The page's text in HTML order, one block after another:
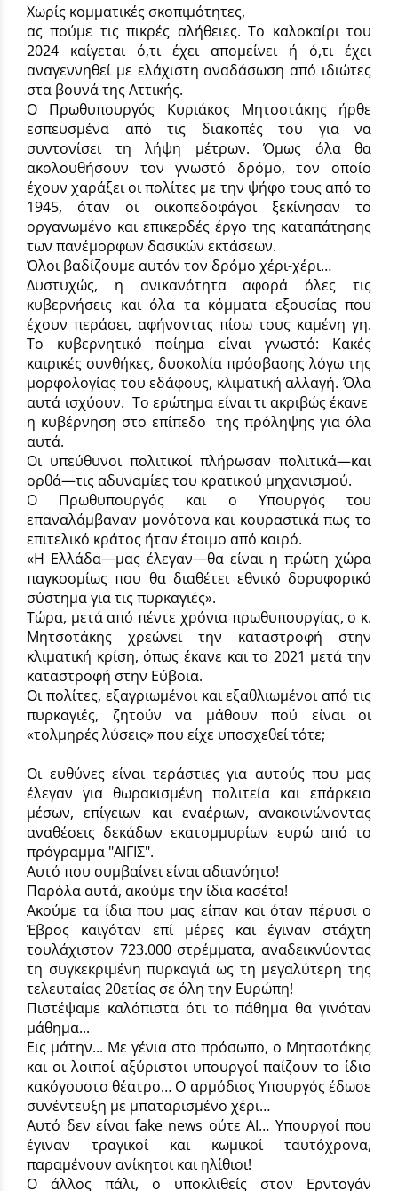
Χωρίς κομματικές σκοπιμότητες,
ας πούμε τις πικρές αλήθειες. Το καλοκαίρι του
2024 καίγεται ό,τι έχει απομείνει ή ό,τι έχει
αναγεννηθεί με ελάχιστη αναδάσωση από ιδιώτες
στα βουνά της Αττικής.
Ο Πρωθυπουργός Κυριάκος Μητσοτάκης ήρθε
εσπευσμένα από τις διακοπές του για να
συντονίσει τη λήψη μέτρων. Όμως όλα θα
ακολουθήσουν τον γνωστό δρόμο, τον οποίο
έχουν χαράξει οι πολίτες με την ψήφο τους από το
1945, όταν οι οικοπεδοφάγοι ξεκίνησαν το
οργανωμένο και επικερδές έργο της καταπάτησης
των πανέμορφων δασικών εκτάσεων.
Όλοι βαδίζουμε αυτόν τον δρόμο χέρι-χέρι…
Δυστυχώς, η ανικανότητα αφορά όλες τις
κυβερνήσεις και όλα τα κόμματα εξουσίας που
έχουν περάσει, αφήνοντας πίσω τους καμένη γη.
Το κυβερνητικό ποίημα είναι γνωστό: Κακές
καιρικές συνθήκες, δυσκολία πρόσβασης λόγω της
μορφολογίας του εδάφους, κλιματική αλλαγή. Όλα
αυτά ισχύουν. Το ερώτημα είναι τι ακριβώς έκανε
η κυβέρνηση στο επίπεδο της πρόληψης για όλα
αυτά.
Οι υπεύθυνοι πολιτικοί πλήρωσαν πολιτικά—και
ορθά—τις αδυναμίες του κρατικού μηχανισμού.
Ο Πρωθυπουργός και ο Υπουργός του
επαναλάμβαναν μονότονα και κουραστικά πως το
επιτελικό κράτος ήταν έτοιμο από καιρό.
«Η Ελλάδα—μας έλεγαν—θα είναι η πρώτη χώρα
παγκοσμίως που θα διαθέτει εθνικό δορυφορικό
σύστημα για τις πυρκαγιές».
Τώρα, μετά από πέντε χρόνια πρωθυπουργίας, ο κ.
Μητσοτάκης χρεώνει την καταστροφή στην
κλιματική κρίση, όπως έκανε και το 2021 μετά την
καταστροφή στην Εύβοια.
Οι πολίτες, εξαγριωμένοι και εξαθλιωμένοι από τις
πυρκαγιές, ζητούν να μάθουν πού είναι οι
«τολμηρές λύσεις» που είχε υποσχεθεί τότε;
Οι ευθύνες είναι τεράστιες για αυτούς που μας
έλεγαν για θωρακισμένη πολιτεία και επάρκεια
μέσων, επίγειων και εναέριων, ανακοινώνοντας
αναθέσεις δεκάδων εκατομμυρίων ευρώ από το
πρόγραμμα "ΑΙΓΙΣ".
Αυτό που συμβαίνει είναι αδιανόητο!
Παρόλα αυτά, ακούμε την ίδια κασέτα!
Ακούμε τα ίδια που μας είπαν και όταν πέρυσι ο
Έβρος καιγόταν επί μέρες και έγιναν στάχτη
τουλάχιστον 723.000 στρέμματα, αναδεικνύοντας
τη συγκεκριμένη πυρκαγιά ως τη μεγαλύτερη της
τελευταίας 20ετίας σε όλη την Ευρώπη!
Πιστέψαμε καλόπιστα ότι το πάθημα θα γινόταν
μάθημα...
Εις μάτην... Με γένια στο πρόσωπο, ο Μητσοτάκης
και οι λοιποί αξύριστοι υπουργοί παίζουν το ίδιο
κακόγουστο θέατρο… Ο αρμόδιος Υπουργός έδωσε
συνέντευξη με μπαταρισμένο χέρι…
Αυτό δεν είναι fake news ούτε AI… Υπουργοί που
έγιναν τραγικοί και κωμικοί ταυτόχρονα,
παραμένουν ανίκητοι και ηλίθιοι!
Ο άλλος πάλι, ο υποκλιθείς στον Ερντογάν